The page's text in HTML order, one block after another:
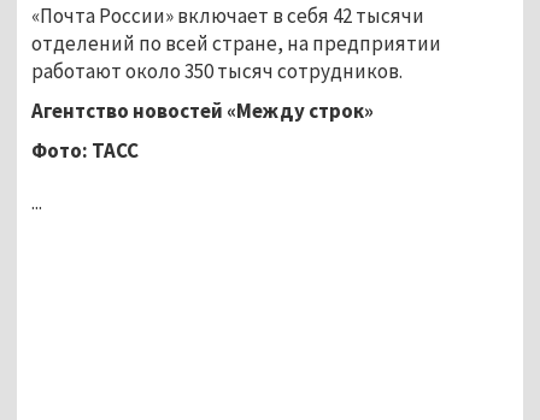
«Почта России» включает в себя 42 тысячи
отделений по всей стране, на предприятии
работают около 350 тысяч сотрудников.
Агентство новостей «Между строк»
Фото: ТАСС
...